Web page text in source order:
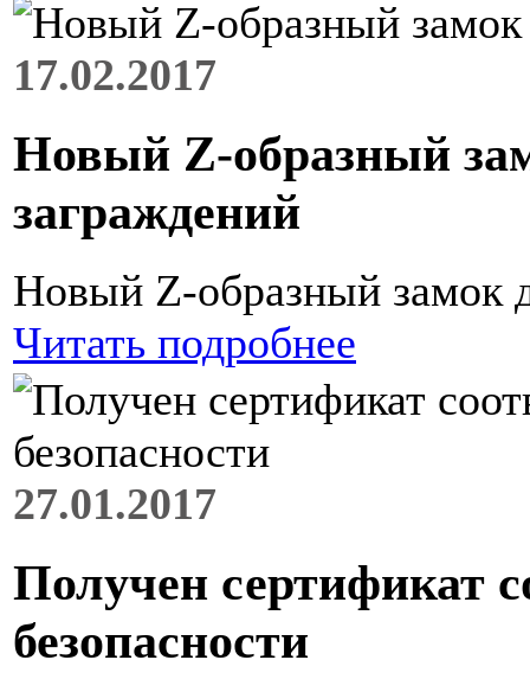
17.02.2017
Новый Z-образный
заграждений
Новый Z-образный замок
Читать подробнее
27.01.2017
Получен сертификат
безопасности